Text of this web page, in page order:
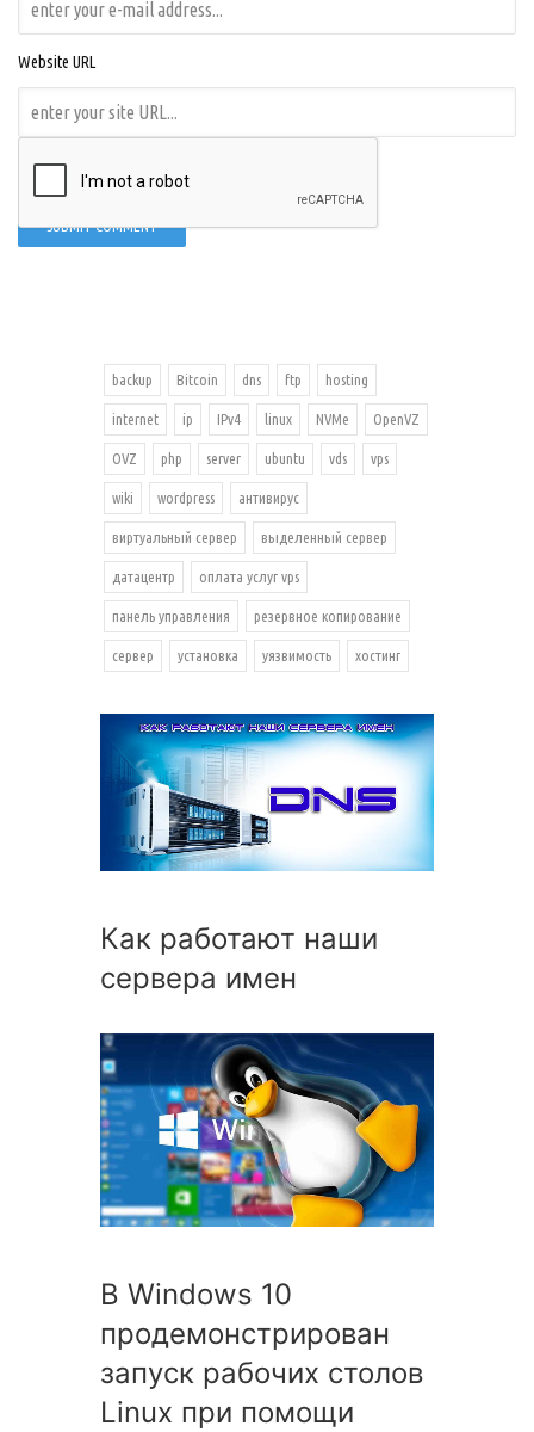
Website URL
backup Bitcoin dns ftp hosting
internet ip IPv4 linux NVMe OpenVZ
OVZ php server ubuntu vds vps
wiki wordpress антивирус
виртуальный сервер выделенный сервер
датацентр оплата услуг vps
панель управления резервное копирование
сервер установка уязвимость хостинг
Как работают наши
сервера имен
В Windows 10
продемонстрирован
запуск рабочих столов
Linux при помощи